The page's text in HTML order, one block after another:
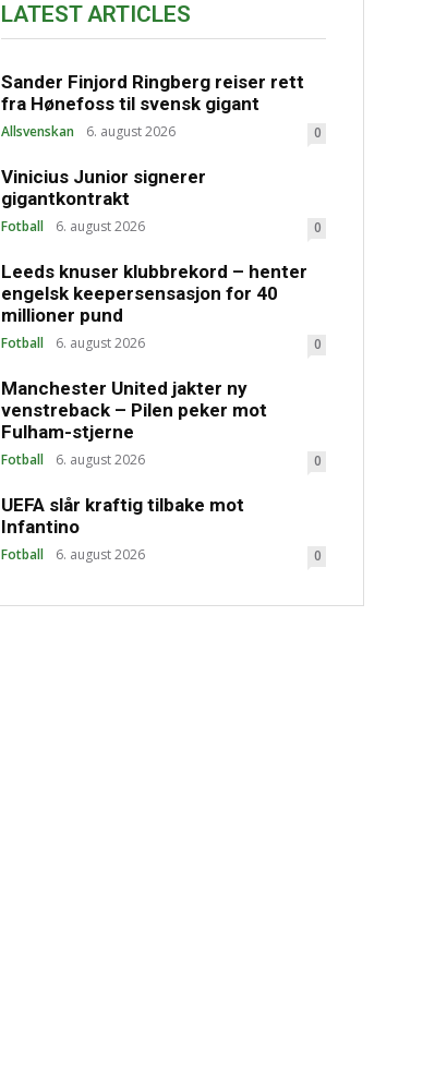
LATEST ARTICLES
Sander Finjord Ringberg reiser rett
fra Hønefoss til svensk gigant
Allsvenskan 6. august 2026 0
Vinicius Junior signerer
gigantkontrakt
Fotball 6. august 2026 0
Leeds knuser klubbrekord – henter
engelsk keepersensasjon for 40
millioner pund
Fotball 6. august 2026 0
Manchester United jakter ny
venstreback – Pilen peker mot
Fulham-stjerne
Fotball 6. august 2026 0
UEFA slår kraftig tilbake mot
Infantino
Fotball 6. august 2026 0